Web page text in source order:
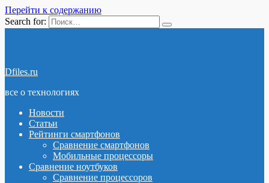
Перейти к содержанию
Search for:
Dfiles.ru
все о технологиях
Новости
Статьи
Рейтинги смартфонов
Сравнение смартфонов
Мобильные процессоры
Сравнение ноутбуков
Сравнение процессоров